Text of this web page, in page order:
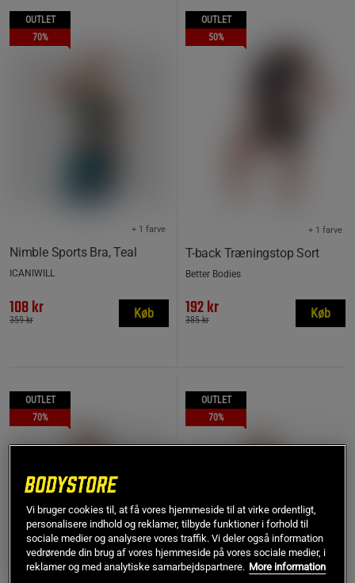
OUTLET
70%
Nimble Sports Bra, Teal
+ 1 farve
ICANIWILL
108 kr
359 kr Køb
OUTLET
50%
T-back Træningstop Sort
+ 1 farve
Better Bodies
192 kr
385 kr Køb
OUTLET
70%
OUTLET
70%
Vi bruger cookies til, at få vores hjemmeside til at virke ordentligt,
personalisere indhold og reklamer, tilbyde funktioner i forhold til
sociale medier og analysere vores traffik. Vi deler også information
vedrørende din brug af vores hjemmeside på vores sociale medier, i
reklamer og med analytiske samarbejdspartnere. More information